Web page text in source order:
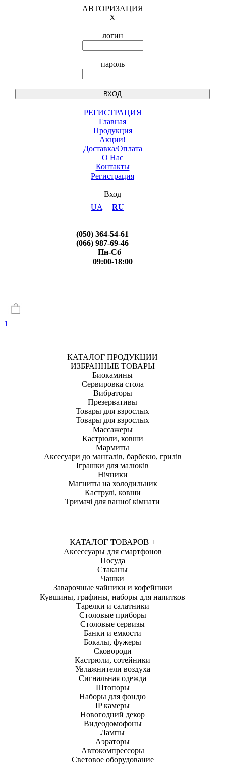
АВТОРИЗАЦИЯ
X
логин
пароль
РЕГИСТРАЦИЯ
Главная
Продукция
Акции!
Доставка/Оплата
О Нас
Контакты
Регистрация
Вход
UA | RU
(050) 364-54-61
(066) 987-69-46
Пн-Сб
09:00-18:00
1
КАТАЛОГ ПРОДУКЦИИ
ИЗБРАННЫЕ ТОВАРЫ
Биокамины
Сервировка стола
Вибраторы
Презервативы
Товары для взрослых
Товары для взрослых
Массажеры
Кастрюли, ковши
Мармиты
Аксесуари до мангалів, барбекю, грилів
Іграшки для малюків
Нічники
Магниты на холодильник
Каструлі, ковши
Тримачі для ванної кімнати
КАТАЛОГ ТОВАРОВ +
Аксессуары для смартфонов
Посуда
Стаканы
Чашки
Заварочные чайники и кофейники
Кувшины, графины, наборы для напитков
Тарелки и салатники
Столовые приборы
Столовые сервизы
Банки и емкости
Бокалы, фужеры
Сковороди
Кастрюли, сотейники
Увлажнители воздуха
Сигнальная одежда
Штопоры
Наборы для фондю
IP камеры
Новогодний декор
Видеодомофоны
Лампы
Аэраторы
Автокомпрессоры
Световое оборудование